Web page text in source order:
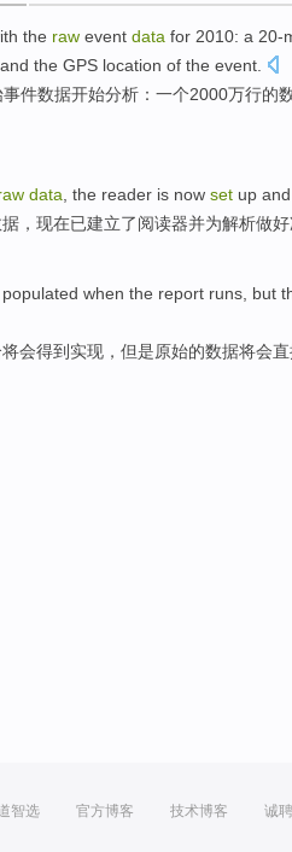
the raw event data for 2010: a 20-
and the GPS location of the event.
事件数据开始分析： 一个2000万行的
data the reader is now set up and
，现在已建立了阅读器并为解析做
populated when the report runs, but
将会得到 实现 ， 但是原始的数据将会
智选 官方博客 技术博客 诚